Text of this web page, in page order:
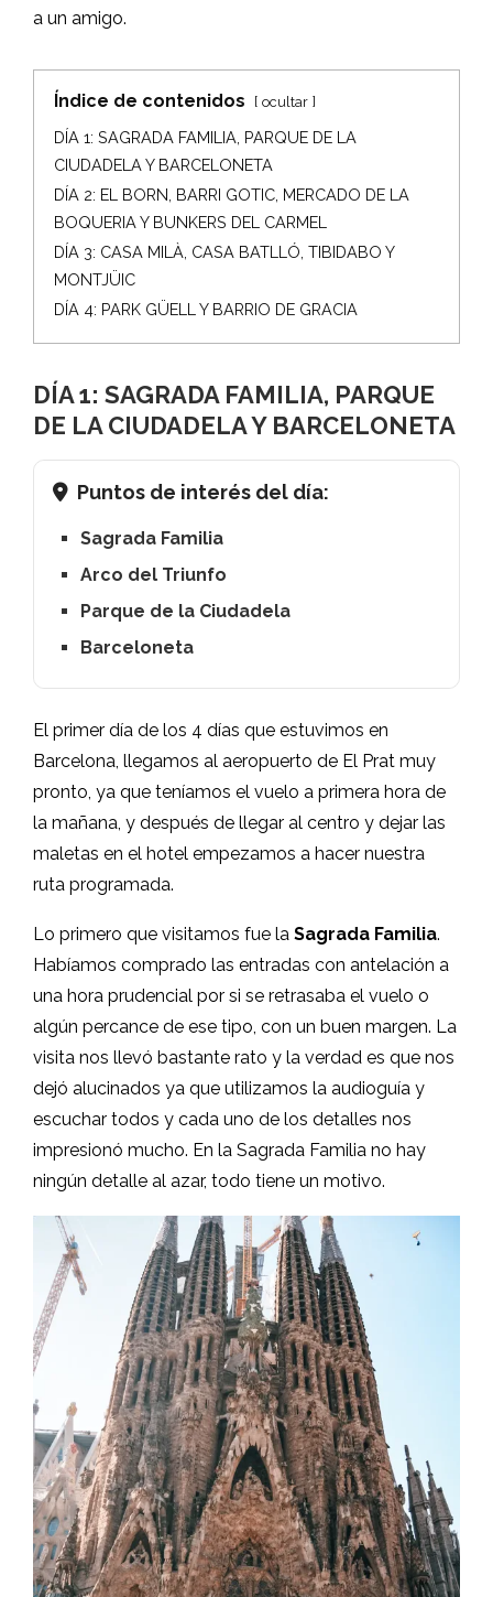
a un amigo.
Índice de contenidos ocultar
DÍA 1: SAGRADA FAMILIA, PARQUE DE LA
CIUDADELA Y BARCELONETA
DÍA 2: EL BORN, BARRI GOTIC, MERCADO DE LA
BOQUERIA Y BUNKERS DEL CARMEL
DÍA 3: CASA MILÀ, CASA BATLLÓ, TIBIDABO Y
MONTJÜIC
DÍA 4: PARK GÜELL Y BARRIO DE GRACIA
DÍA 1: SAGRADA FAMILIA, PARQUE
DE LA CIUDADELA Y BARCELONETA
Puntos de interés del día:
Sagrada Familia
Arco del Triunfo
Parque de la Ciudadela
Barceloneta
El primer día de los 4 días que estuvimos en
Barcelona, llegamos al aeropuerto de El Prat muy
pronto, ya que teníamos el vuelo a primera hora de
la mañana, y después de llegar al centro y dejar las
maletas en el hotel empezamos a hacer nuestra
ruta programada.
Lo primero que visitamos fue la Sagrada Familia.
Habíamos comprado las entradas con antelación a
una hora prudencial por si se retrasaba el vuelo o
algún percance de ese tipo, con un buen margen. La
visita nos llevó bastante rato y la verdad es que nos
dejó alucinados ya que utilizamos la audioguía y
escuchar todos y cada uno de los detalles nos
impresionó mucho. En la Sagrada Familia no hay
ningún detalle al azar, todo tiene un motivo.